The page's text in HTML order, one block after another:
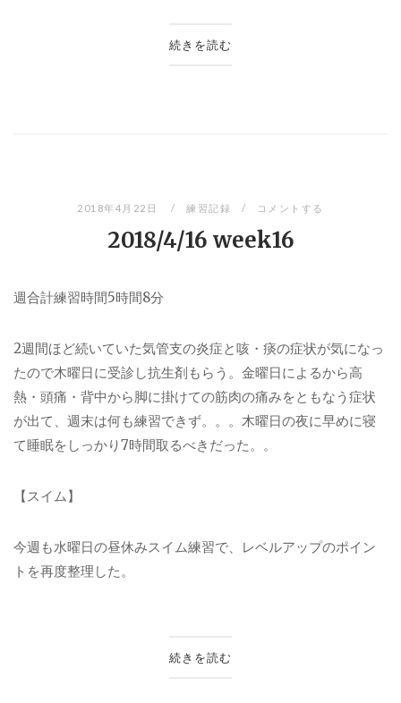
続きを読む
2018年4月22日 練習記録 コメントする
2018/4/16 week16
週合計練習時間5時間8分
2週間ほど続いていた気管支の炎症と咳・痰の症状が気になっ
たので木曜日に受診し抗生剤もらう。金曜日によるから高
熱・頭痛・背中から脚に掛けての筋肉の痛みをともなう症状
が出て、週末は何も練習できず。。。木曜日の夜に早めに寝
て睡眠をしっかり7時間取るべきだった。。
【スイム】
今週も水曜日の昼休みスイム練習で、レベルアップのポイン
トを再度整理した。
続きを読む